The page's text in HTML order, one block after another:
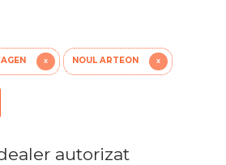
X NOUL ARTEON X
autorizat